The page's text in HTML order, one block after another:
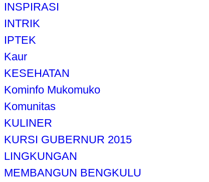
INSPIRASI
INTRIK
IPTEK
Kaur
KESEHATAN
Kominfo Mukomuko
Komunitas
KULINER
KURSI GUBERNUR 2015
LINGKUNGAN
MEMBANGUN BENGKULU